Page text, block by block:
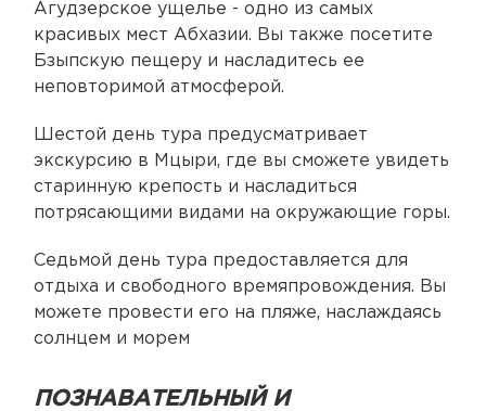
Агудзерское ущелье - одно из самых
красивых мест Абхазии. Вы также посетите
Бзыпскую пещеру и насладитесь ее
неповторимой атмосферой.
Шестой день тура предусматривает
экскурсию в Мцыри, где вы сможете увидеть
старинную крепость и насладиться
потрясающими видами на окружающие горы.
Седьмой день тура предоставляется для
отдыха и свободного времяпровождения. Вы
можете провести его на пляже, наслаждаясь
солнцем и морем
ПОЗНАВАТЕЛЬНЫЙ И